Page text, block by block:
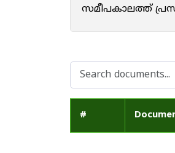
സമീപകാലത്ത്
#